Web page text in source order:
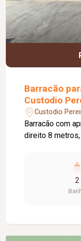
Barracão
Custodio
Custodio
Barracão com
direito 8
2